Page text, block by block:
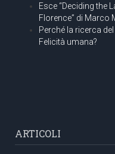
Esce “Deciding the
Florence” di Marco
Perché la ricerca
Felicità umana?
ARTICOLI